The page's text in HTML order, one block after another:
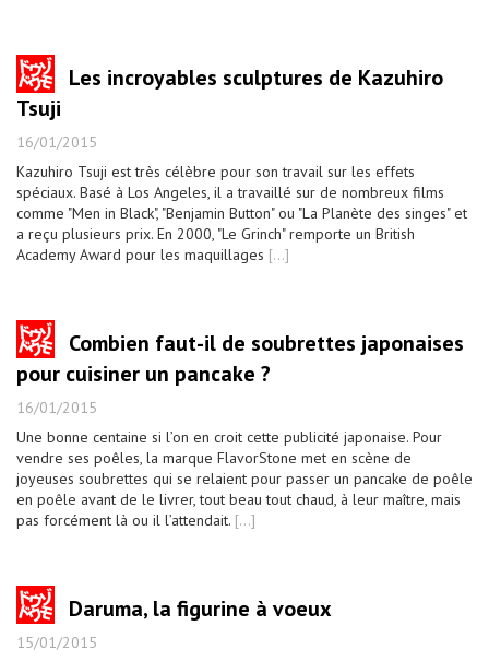
Les incroyables sculptures de Kazuhiro
Tsuji
16/01/2015
Kazuhiro Tsuji est très célèbre pour son travail sur les effets
spéciaux. Basé à Los Angeles, il a travaillé sur de nombreux films
comme "Men in Black", "Benjamin Button" ou "La Planète des singes" et
a reçu plusieurs prix. En 2000, "Le Grinch" remporte un British
Academy Award pour les maquillages [...]
Combien faut-il de soubrettes japonaises
pour cuisiner un pancake ?
16/01/2015
Une bonne centaine si l’on en croit cette publicité japonaise. Pour
vendre ses poêles, la marque FlavorStone met en scène de
joyeuses soubrettes qui se relaient pour passer un pancake de poêle
en poêle avant de le livrer, tout beau tout chaud, à leur maître, mais
pas forcément là ou il l’attendait. [...]
Daruma, la figurine à voeux
15/01/2015